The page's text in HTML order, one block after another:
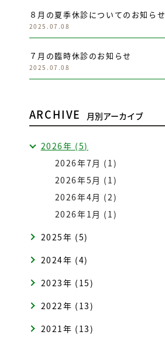
８月の夏季休診についてのお知らせ
2025.07.08
７月の臨時休診のお知らせ
2025.07.08
ARCHIVE 月別アーカイブ
2026年 (5)
2026年7月 (1)
2026年5月 (1)
2026年4月 (2)
2026年1月 (1)
2025年 (5)
2024年 (4)
2023年 (15)
2022年 (13)
2021年 (13)